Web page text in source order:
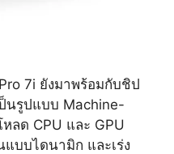
7i ยังมาพร้อมกับชิป
นรูปแบบ Machine-
ลด CPU และ GPU
บบไดนามิก และเร่ง